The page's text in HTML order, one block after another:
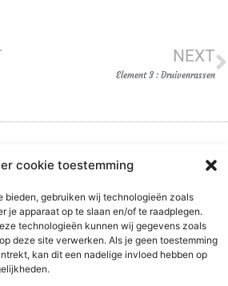
cookie toestemming
bieden, gebruiken wij technologieën zoals
je apparaat op te slaan en/of te raadplegen.
technologieën kunnen wij gegevens zoals
deze site verwerken. Als je geen toestemming
kan dit een nadelige invloed hebben op
NEXT
Element 3 : Druivenrassen
Klantendienst